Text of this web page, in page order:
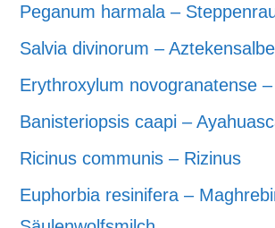
Peganum harmala –
Salvia divinorum –
Erythroxylum novogranatense
Banisteriopsis caapi –
Ricinus communis – Rizinus
Euphorbia resinifera –